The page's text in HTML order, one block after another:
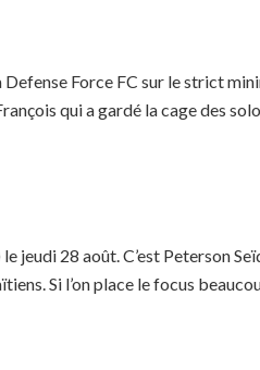
Force FC sur le strict
qui a gardé la cage des
jeudi 28 août. C’est Peterson
Si l’on place le focus